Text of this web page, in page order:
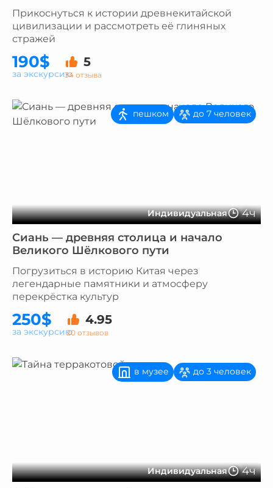
Прикоснуться к истории древнекитайской
цивилизации и рассмотреть её глиняных
стражей
190$ 5
34 отзыва
за экскурсию
Индивидуальная 4ч
пешком до 7 человек
Сиань — древняя столица и начало
Великого Шёлкового пути
Погрузиться в историю Китая через
легендарные памятники и атмосферу
перекрёстка культур
250$ 4.95
20 отзывов
за экскурсию
Индивидуальная 4ч
в музее до 3 человек